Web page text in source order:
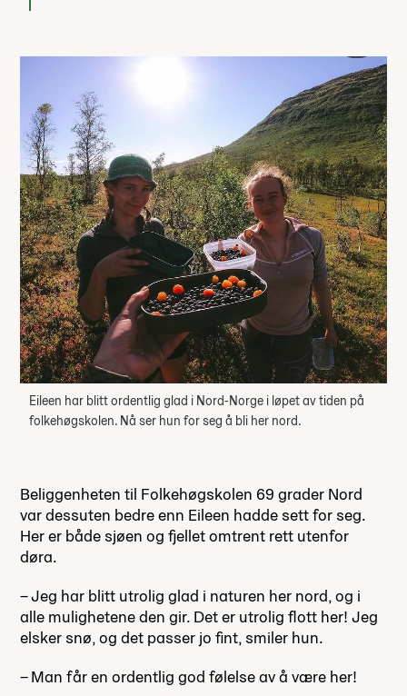
Eileen har blitt ordentlig glad i Nord-Norge i løpet av tiden på
folkehøgskolen. Nå ser hun for seg å bli her nord.
Beliggenheten til Folkehøgskolen 69 grader Nord
var dessuten bedre enn Eileen hadde sett for seg.
Her er både sjøen og fjellet omtrent rett utenfor
døra.
– Jeg har blitt utrolig glad i naturen her nord, og i
alle mulighetene den gir. Det er utrolig flott her! Jeg
elsker snø, og det passer jo fint, smiler hun.
– Man får en ordentlig god følelse av å være her!